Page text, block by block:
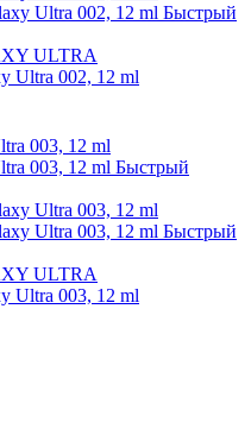
Быстрый
ULTRA
Ultra 002, 12 ml
Быстрый
Быстрый
ULTRA
Ultra 003, 12 ml